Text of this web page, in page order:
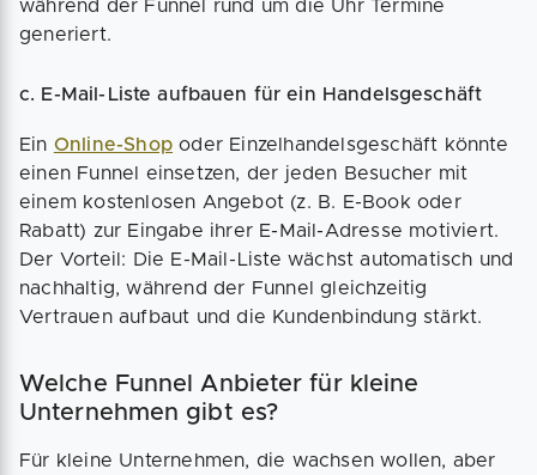
während der Funnel rund um die Uhr Termine
generiert.
c. E-Mail-Liste aufbauen für ein Handelsgeschäft
Ein Online-Shop oder Einzelhandelsgeschäft könnte
einen Funnel einsetzen, der jeden Besucher mit
einem kostenlosen Angebot (z. B. E-Book oder
Rabatt) zur Eingabe ihrer E-Mail-Adresse motiviert.
Der Vorteil: Die E-Mail-Liste wächst automatisch und
nachhaltig, während der Funnel gleichzeitig
Vertrauen aufbaut und die Kundenbindung stärkt.
Welche Funnel Anbieter für kleine
Unternehmen gibt es?
Für kleine Unternehmen, die wachsen wollen, aber